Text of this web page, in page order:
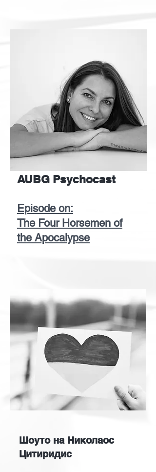
AUBG Psychocast
Episode on:
The Four Horsemen of
the Apocalypse
Шоуто на Николаос
Цитиридис